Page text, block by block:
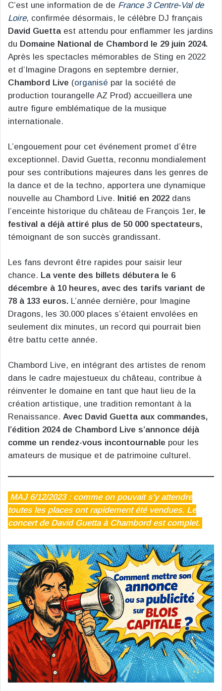
C’est une information de de France 3 Centre-Val de
Loire, confirmée désormais, le célèbre DJ français
David Guetta est attendu pour enflammer les jardins
du Domaine National de Chambord le 29 juin 2024.
Après les spectacles mémorables de Sting en 2022
et d’Imagine Dragons en septembre dernier,
Chambord Live (organisé par la société de
production tourangelle AZ Prod) accueillera une
autre figure emblématique de la musique
internationale.
L’engouement pour cet événement promet d’être
exceptionnel. David Guetta, reconnu mondialement
pour ses contributions majeures dans les genres de
la dance et de la techno, apportera une dynamique
nouvelle au Chambord Live. Initié en 2022 dans
l’enceinte historique du château de François 1er, le
festival a déjà attiré plus de 50 000 spectateurs,
témoignant de son succès grandissant.
Les fans devront être rapides pour saisir leur
chance. La vente des billets débutera le 6
décembre à 10 heures, avec des tarifs variant de
78 à 133 euros. L’année dernière, pour Imagine
Dragons, les 30.000 places s’étaient envolées en
seulement dix minutes, un record qui pourrait bien
être battu cette année.
Chambord Live, en intégrant des artistes de renom
dans le cadre majestueux du château, contribue à
réinventer le domaine en tant que haut lieu de la
création artistique, une tradition remontant à la
Renaissance. Avec David Guetta aux commandes,
l’édition 2024 de Chambord Live s’annonce déjà
comme un rendez-vous incontournable pour les
amateurs de musique et de patrimoine culturel.
MAJ 6/12/2023 : comme on pouvait s’y attendre
toutes les places ont rapidement été vendues. Le
concert de David Guetta à Chambord est complet.